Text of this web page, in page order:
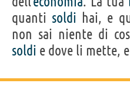
quanti soldi hai, e
non sai niente di
soldi e dove li mette,